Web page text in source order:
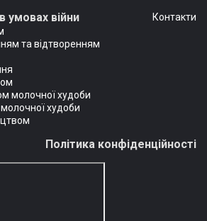
умовах війни
та відтворенням
молочної худоби
худоби
Контакти
Політика конфіденційності